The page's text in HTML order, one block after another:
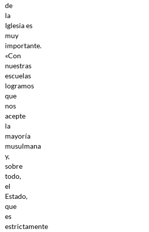
de
la
Iglesia es
muy
importante.
«Con
nuestras
escuelas
logramos
que
nos
acepte
la
mayoría
musulmana
y,
sobre
todo,
el
Estado,
que
es
estrictamente